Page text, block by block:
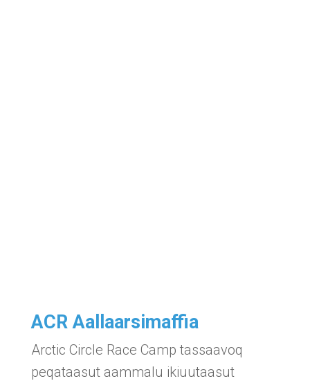
ACR Aallaarsimaffia
Arctic Circle Race Camp tassaavoq
peqataasut aammalu ikiuutaasut